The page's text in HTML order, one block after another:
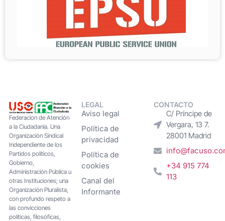
Federacion de Atención
a la Ciudadanía. Una
Organización Sindical
Independiente de los
Partidos políticos,
Gobierno,
Administración Pública u
otras Instituciones; una
Organización Pluralista,
con profundo respeto a
las convicciones
políticas, filosóficas,
LEGAL
Aviso legal
Política de
privacidad
Política de
cookies
Canal del
Informante
CONTACTO
C/ Príncipe de
Vergara, 13 7.
28001 Madrid
+34 915 774
113